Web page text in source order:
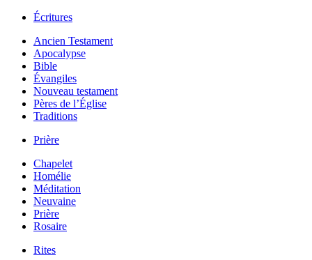
Écritures
Ancien Testament
Apocalypse
Bible
Évangiles
Nouveau testament
Pères de l’Église
Traditions
Prière
Chapelet
Homélie
Méditation
Neuvaine
Prière
Rosaire
Rites